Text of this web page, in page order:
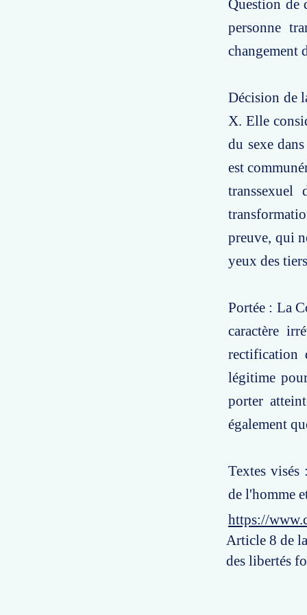
Question de
personne
changement
Décision de
X. Elle
du sexe
est
preuve, qui
yeux des
Portée : La
caractère
rectification
légitime
porter
également
Textes visés
de l'homme
https://
Article 8 de
des libertés